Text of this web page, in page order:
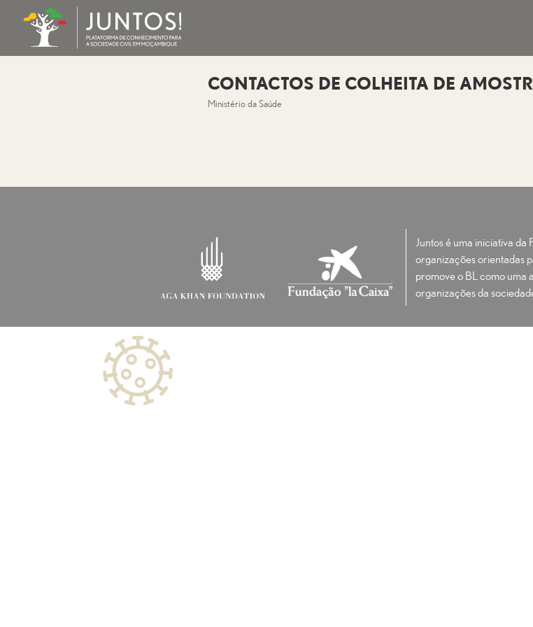
CONTACTOS DE COLHEITA DE
Ministério da Saúde
Juntos é uma iniciativa
organizações orientadas
promove o BL como uma
organizações da